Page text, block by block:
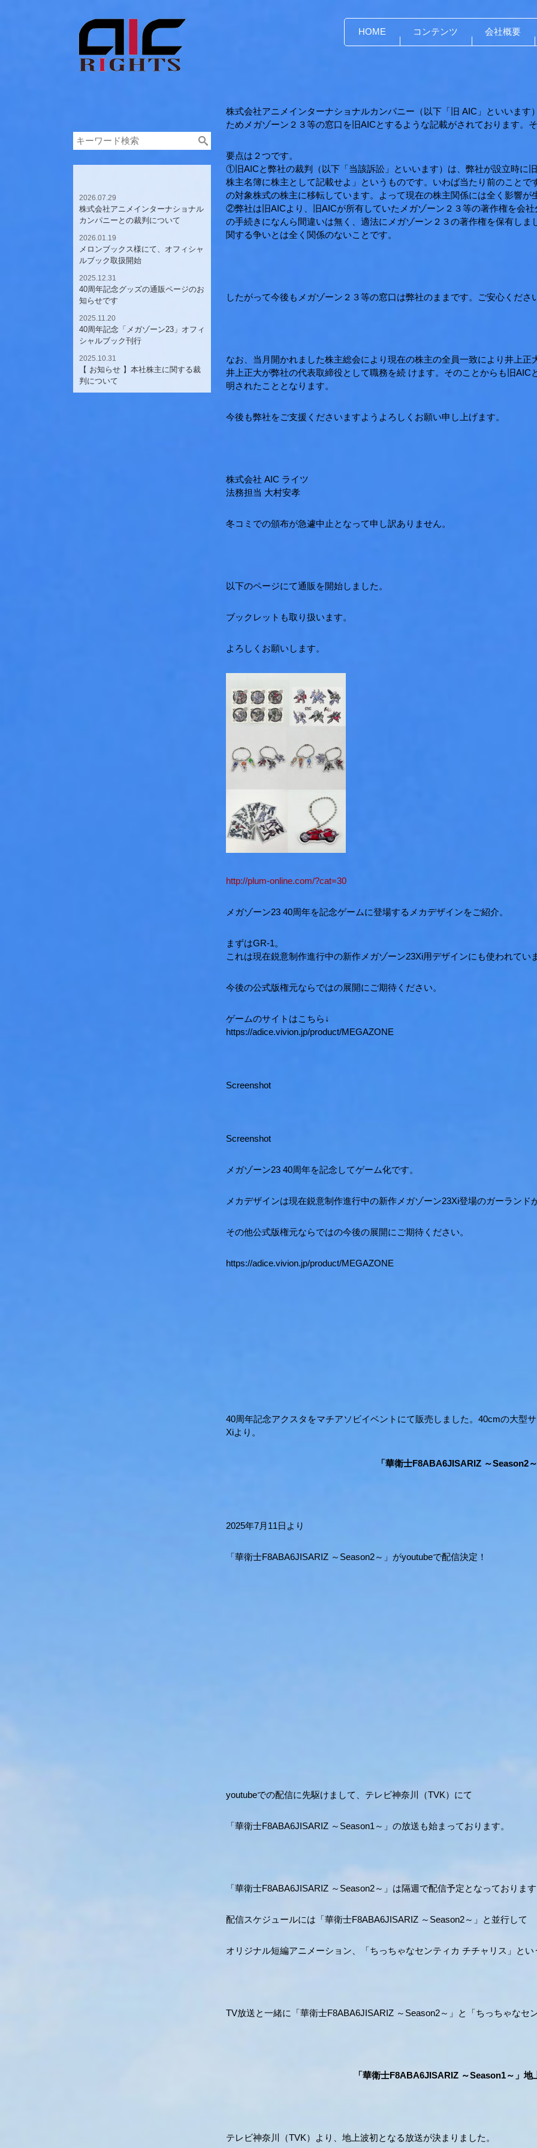
HOME コンテンツ 会社概要
株式会社アニメインターナショナルカンパニー（以下「旧 AIC」といいま
ためメガゾーン２３等の窓口を旧AICとするような記載がされております。
要点は２つです。
①旧AICと弊社の裁判（以下「当該訴訟」といいます）は、弊社が設立時に
株主名簿に株主として記載せよ」というものです。いわば当たり前のこと
の対象株式の株主に移転しています。よって現在の株主関係には全く影響が
②弊社は旧AICより、旧AICが所有していたメガゾーン２３等の著作権を会
の手続きになんら間違いは無く、適法にメガゾーン２３の著作権を保有し
関する争いとは全く関係のないことです。
したがって今後もメガゾーン２３等の窓口は弊社のままです。ご安心くださ
なお、当月開かれました株主総会により現在の株主の全員一致により井上
井上正大が弊社の代表取締役として職務を続 けます。そのことからも旧
明されたこととなります。
今後も弊社をご支援くださいますようよろしくお願い申し上げます。
株式会社 AIC ライツ
法務担当 大村安孝
冬コミでの頒布が急遽中止となって申し訳ありません。
以下のページにて通販を開始しました。
ブックレットも取り扱います。
よろしくお願いします。
http://plum-online.com/?cat=30
メガゾーン23 40周年を記念ゲームに登場するメカデザインをご紹介。
まずはGR-1。
これは現在鋭意制作進行中の新作メガゾーン23Xi用デザインにも使われてい
今後の公式版権元ならではの展開にご期待ください。
ゲームのサイトはこちら↓
https://adice.vivion.jp/product/MEGAZONE
Screenshot
Screenshot
メガゾーン23 40周年を記念してゲーム化です。
メカデザインは現在鋭意制作進行中の新作メガゾーン23Xi登場のガーランド
その他公式版権元ならではの今後の展開にご期待ください。
https://adice.vivion.jp/product/MEGAZONE
40周年記念アクスタをマチアソビイベントにて販売しました。40cmの大型
Xiより。
「華衛士F8ABA6JISARIZ ～Season2
2025年7月11日より
「華衛士F8ABA6JISARIZ ～Season2～」がyoutubeで配信決定！
youtubeでの配信に先駆けまして、テレビ神奈川（TVK）にて
「華衛士F8ABA6JISARIZ ～Season1～」の放送も始まっております。
「華衛士F8ABA6JISARIZ ～Season2～」は隔週で配信予定となっておりま
配信スケジュールには「華衛士F8ABA6JISARIZ ～Season2～」と並行して
オリジナル短編アニメーション、「ちっちゃなセンティカ チチャリス」と
TV放送と一緒に「華衛士F8ABA6JISARIZ ～Season2～」と「ちっちゃなセ
「華衛士F8ABA6JISARIZ ～Season1～」地
テレビ神奈川（TVK）より、地上波初となる放送が決まりました。
2026.07.29
株式会社アニメインターナショナル
カンパニーとの裁判について
2026.01.19
メロンブックス様にて、オフィシャ
ルブック取扱開始
2025.12.31
40周年記念グッズの通販ページのお
知らせです
2025.11.20
40周年記念「メガゾーン23」オフィ
シャルブック刊行
2025.10.31
【 お知らせ 】本社株主に関する裁
判について